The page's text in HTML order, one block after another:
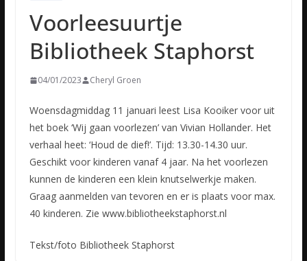
Voorleesuurtje
Bibliotheek Staphorst
04/01/2023 Cheryl Groen
Woensdagmiddag 11 januari leest Lisa Kooiker voor uit
het boek ‘Wij gaan voorlezen’ van Vivian Hollander. Het
verhaal heet: ‘Houd de dief!’. Tijd: 13.30-14.30 uur.
Geschikt voor kinderen vanaf 4 jaar. Na het voorlezen
kunnen de kinderen een klein knutselwerkje maken.
Graag aanmelden van tevoren en er is plaats voor max.
40 kinderen. Zie www.bibliotheekstaphorst.nl
Tekst/foto Bibliotheek Staphorst